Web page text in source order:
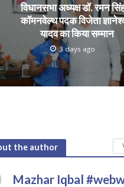
विधानसभा अध्यक्ष डॉ. रमन
कॉमनवेल्थ पदक विजेता
यादव का किया सम्मान
3 days ago
the author
Mazhar Iqbal